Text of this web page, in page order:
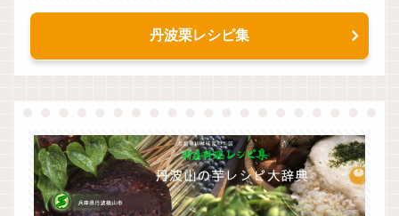
丹波栗レシピ集